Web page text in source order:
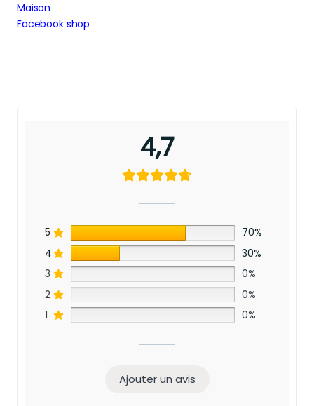
Maison
Facebook shop
4,7
5
70%
4
30%
3
0%
2
0%
1
0%
Ajouter un avis